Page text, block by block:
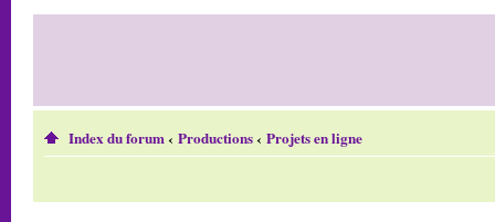
Index du forum‹ Productions‹ Projets en ligne